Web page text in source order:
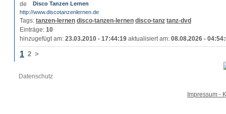
Disco Tanzen Lernen
http://www.discotanzenlernen.de
Tags: tanzen-lernen disco-tanzen-lernen disco-tanz tanz-dvd
Einträge: 10
hinzugefügt am: 23.03.2010 - 17:44:19 aktualisiert am: 08.08.2026 -
1 2 >
Datenschutz
Impressum -